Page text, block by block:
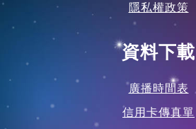
隱私權政策
資料下載
廣播時間表
信用卡傳真單